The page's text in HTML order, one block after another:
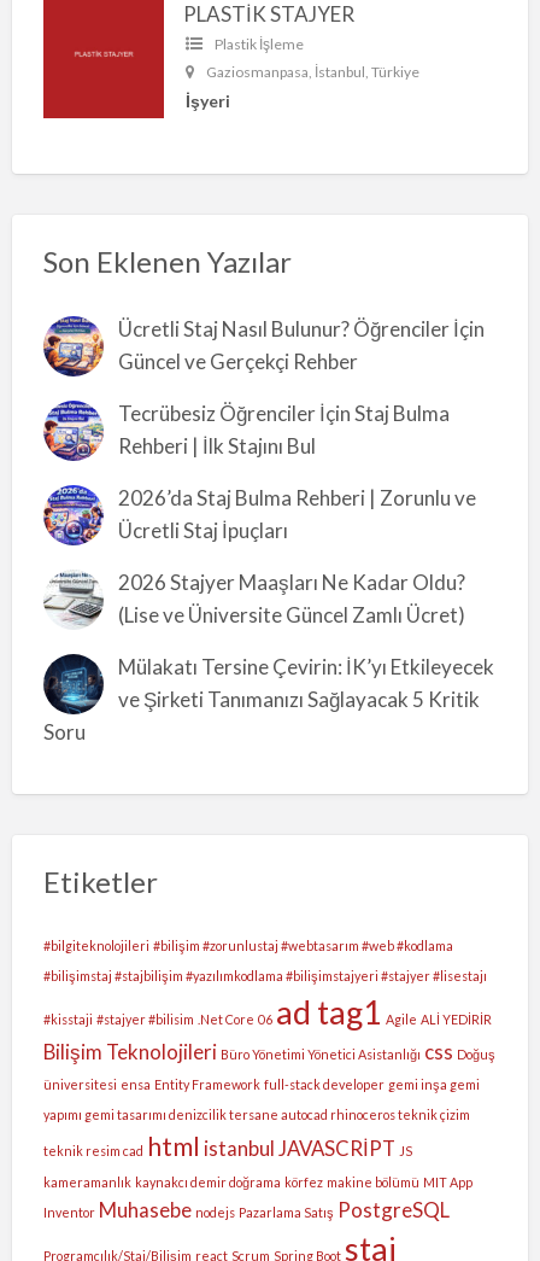
PLASTİK STAJYER
Plastik İşleme
Gaziosmanpasa, İstanbul, Türkiye
İşyeri
Son Eklenen Yazılar
Ücretli Staj Nasıl Bulunur? Öğrenciler İçin
Güncel ve Gerçekçi Rehber
Tecrübesiz Öğrenciler İçin Staj Bulma
Rehberi | İlk Stajını Bul
2026’da Staj Bulma Rehberi | Zorunlu ve
Ücretli Staj İpuçları
2026 Stajyer Maaşları Ne Kadar Oldu?
(Lise ve Üniversite Güncel Zamlı Ücret)
Mülakatı Tersine Çevirin: İK’yı Etkileyecek
ve Şirketi Tanımanızı Sağlayacak 5 Kritik
Soru
Etiketler
#bilgiteknolojileri #bilişim #zorunlustaj #webtasarım #web #kodlama
#bilişimstaj #stajbilişim #yazılımkodlama #bilişimstajyeri #stajyer #lisestajı
#kisstaji #stajyer #bilisim .Net Core 06 ad tag1 Agile ALİ YEDİRİR
Bilişim Teknolojileri Büro Yönetimi Yönetici Asistanlığı css Doğuş
üniversitesi ensa Entity Framework full-stack developer gemi inşa gemi
yapımı gemi tasarımı denizcilik tersane autocad rhinoceros teknik çizim
teknik resim cad html istanbulJAVASCRİPT JS
kameramanlık kaynakcı demir doğrama körfez makine bölümü MIT App
Inventor Muhasebe nodejs Pazarlama Satış PostgreSQL
Programcılık/Staj/Bilişim react Scrum Spring Boot staj